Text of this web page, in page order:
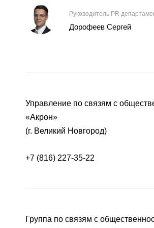
Руководитель PR
Дорофеев Сергей
Управление по связям с
«Акрон»
(г. Великий Новгород)
+7 (816) 227-35-22
Группа по связям с